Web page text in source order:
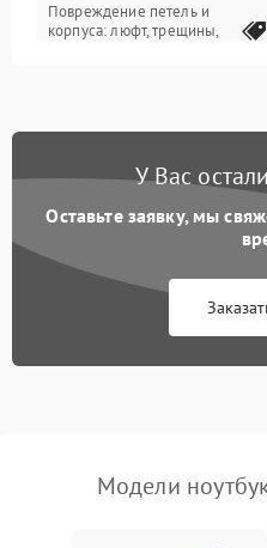
Повреждение петель и
корпуса: люфт, трещины,
быстрая разрядка,
Неисправность зарядного
питания
неисправности кулера
пропадание диска
У Вас
Оставьте заявку, мы
Модели